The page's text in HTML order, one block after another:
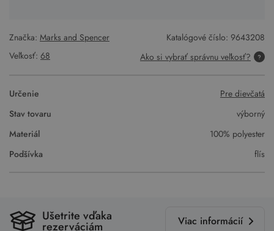
Značka: Marks and Spencer Katalógové číslo: 9643208
Veľkosť: 68 Ako si vybrať správnu veľkosť?
Určenie
Pre dievčatá
Stav tovaru
výborný
Materiál
100% polyester
Podšívka
flís
Ušetrite vďaka
rezerváciám Viac informácií